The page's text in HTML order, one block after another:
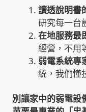
NAS到府安裝
DAS 直連式
出租套房出租
讀透說明書
研究每一台
在地服務最
經營，不用
弱電系統專
統，我們懂
別讓家中的弱電設